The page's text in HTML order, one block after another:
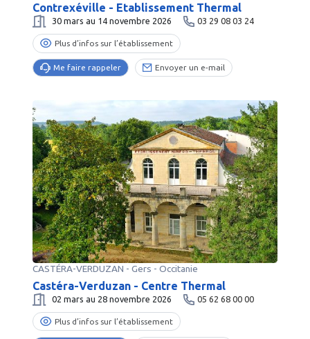
Contrexéville - Etablissement Thermal
30 mars au 14 novembre 2026 03 29 08 03 24
Plus d’infos sur l’établissement
Me faire rappeler Envoyer un e-mail
CASTÉRA-VERDUZAN - Gers - Occitanie
Castéra-Verduzan - Centre Thermal
02 mars au 28 novembre 2026 05 62 68 00 00
Plus d’infos sur l’établissement